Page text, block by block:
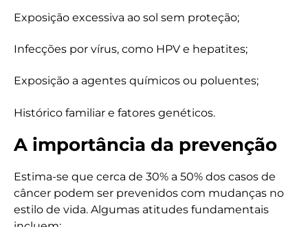
Exposição excessiva ao sol sem proteção;
Infecções por vírus, como HPV e hepatites;
Exposição a agentes químicos ou poluentes;
Histórico familiar e fatores genéticos.
A importância da prevenção
Estima-se que cerca de 30% a 50% dos casos de
câncer podem ser prevenidos com mudanças no
estilo de vida. Algumas atitudes fundamentais